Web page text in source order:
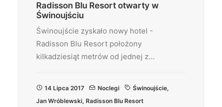
Radisson Blu Resort otwarty w
Świnoujściu
Świnoujście zyskało nowy hotel -
Radisson Blu Resort położony
kilkadziesiąt metrów od jednej z…
14 Lipca 2017 Noclegi Świnoujście,
Jan Wróblewski, Radisson Blu Resort